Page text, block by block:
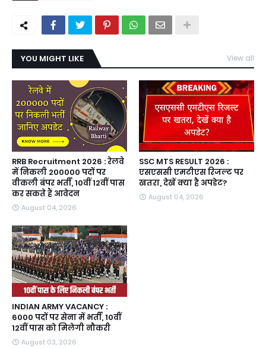
YOU MIGHT LIKE View all
RRB Recruitment 2026 : रेलवे
में निकली 200000 पदों पर
वीकली बंपर भर्ती, 10वीं 12वीं पास
कर सकते हैं आवेदन
August 04, 2026
SSC MTS RESULT 2026 :
एसएससी एमटीएस रिजल्ट पर
खतरा, देखें क्या है अपडेट?
August 04, 2026
INDIAN ARMY VACANCY :
6000 पदों पर सेना में भर्ती, 10वीं
12वीं पास को मिलेगी नौकरी
August 03, 2026